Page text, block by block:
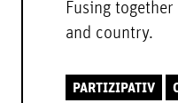
Fusing
and country.
PARTIZIPATIV